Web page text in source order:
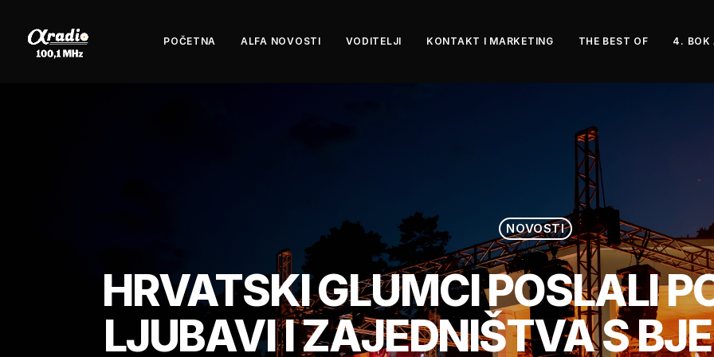
POČETNA ALFA NOVOSTI VODITELJI KONTAKT I MARKETING THE BEST OF 4. BOK
NOVOSTI
HRVATSKI GLUMCI POSLALI
LJUBAVI I ZAJEDNIŠTVA S